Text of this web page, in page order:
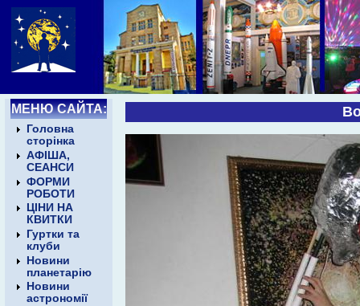
МЕНЮ САЙТА:
Головна
сторінка
АФІША,
СЕАНСИ
ФОРМИ
РОБОТИ
ЦІНИ НА
КВИТКИ
Гуртки та
клуби
Новини
планетарію
Новини
астрономії